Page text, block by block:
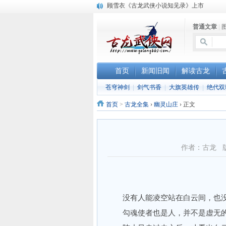
顾雪衣《古龙武侠小说知见录》上市
《古龙小说原貌探究》修订版已上市普通文章
首页 新闻旧闻 解读古龙
苍穹神剑 剑气书香 大旗英雄传 绝代
首页 > 古龙全集 › 幽灵山庄 › 正文
作者：古龙
没有人能凌空站在白云间，也
勾魂使者也是人，并不是虚无